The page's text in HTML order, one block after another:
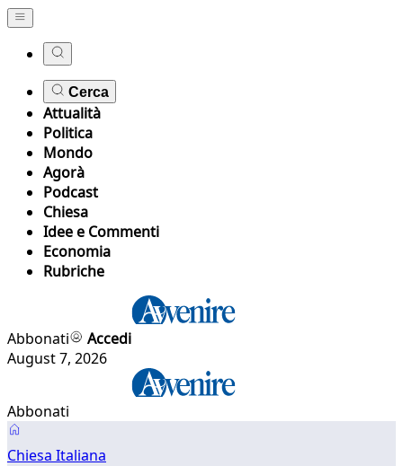
Cerca
Attualità
Politica
Mondo
Agorà
Podcast
Chiesa
Idee e Commenti
Economia
Rubriche
Abbonati
Accedi
August 7, 2026
Abbonati
Chiesa Italiana